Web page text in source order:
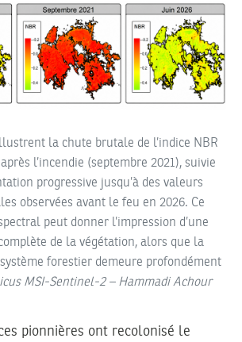
la chute brutale de l’indice NBR
l’incendie (septembre 2021), suivie
progressive jusqu’à des valeurs
observées avant le feu en 2026. Ce
peut donner l’impression d’une
de la végétation, alors que la
forestier demeure profondément
MSI-Sentinel-2 – Hammadi Achour
pionnières ont recolonisé le